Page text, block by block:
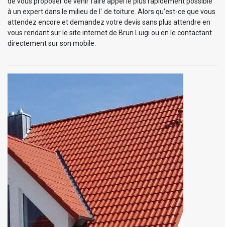
à un expert dans le milieu de l` de toiture. Alors qu’est-ce que vous
attendez encore et demandez votre devis sans plus attendre en
vous rendant sur le site internet de Brun Luigi ou en le contactant
directement sur son mobile.